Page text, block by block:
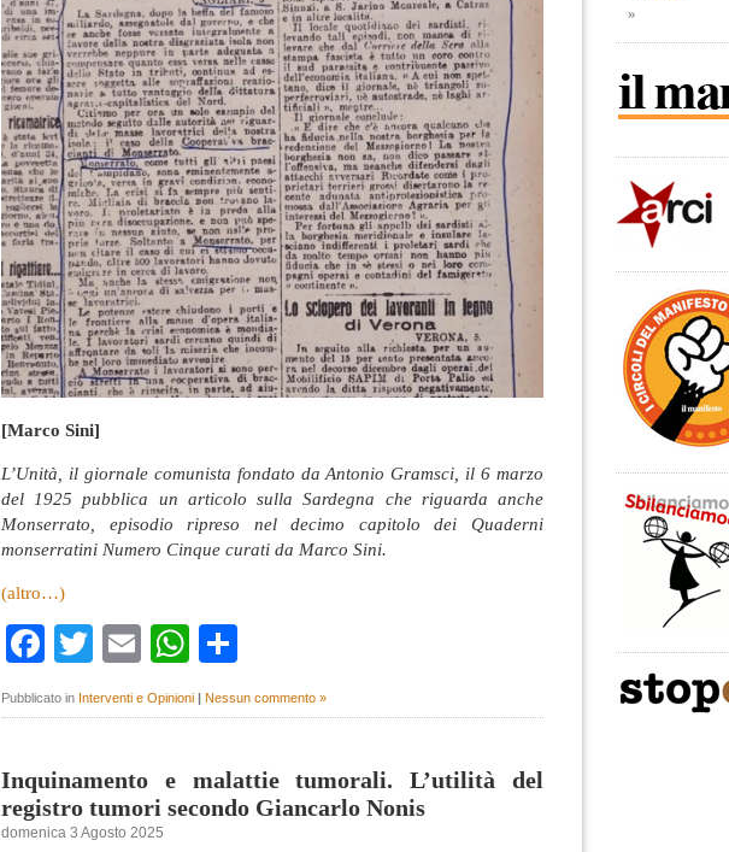
[Marco Sini]
L’Unità, il giornale comunista fondato da Antonio Gramsci, il 6 marzo
del 1925 pubblica un articolo sulla Sardegna che riguarda anche
Monserrato, episodio ripreso nel decimo capitolo dei Quaderni
monserratini Numero Cinque curati da Marco Sini.
(altro…)
Facebook
TwitterEmailWhatsApp
Pubblicato in Interventi e Opinioni Nessun commento »
Inquinamento e malattie tumorali. L’utilità del
registro tumori secondo Giancarlo Nonis
domenica 3 Agosto 2025